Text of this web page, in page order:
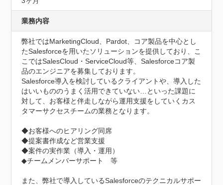
業務内容
弊社ではMarketingCloud、Pardot、コア製品を中心とし
たSalesforceを用いたソリューションを提供しており、こ
こではSalesCloud・ServiceCloud等、Salesforceコア製
品のエンジニアを募集しております。
Salesforce導入を検討しているクライアントや、導入した
はいいもののうまく活用できていない…といった課題に
対して、お客様と伴走しながら運用支援をしていくカス
タマーサクセスチームの業務となります。
◆お客様へのヒアリング同席
◆提案書作成など営業支援
◆案件の実作業（導入・運用）
◆チームメンバーサポート　等
また、弊社で導入しているSalesforceのテクニカルサポー